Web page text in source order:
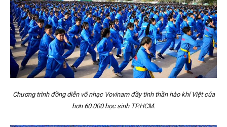
Chương trình đồng diễn võ nhạc Vovinam đầy tinh thần hào khí Việt của
hơn 60.000 học sinh TP.HCM.